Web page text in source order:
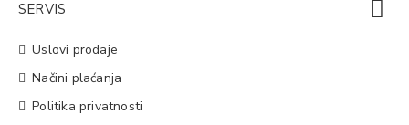
SERVIS
Uslovi prodaje
Načini plaćanja
Politika privatnosti